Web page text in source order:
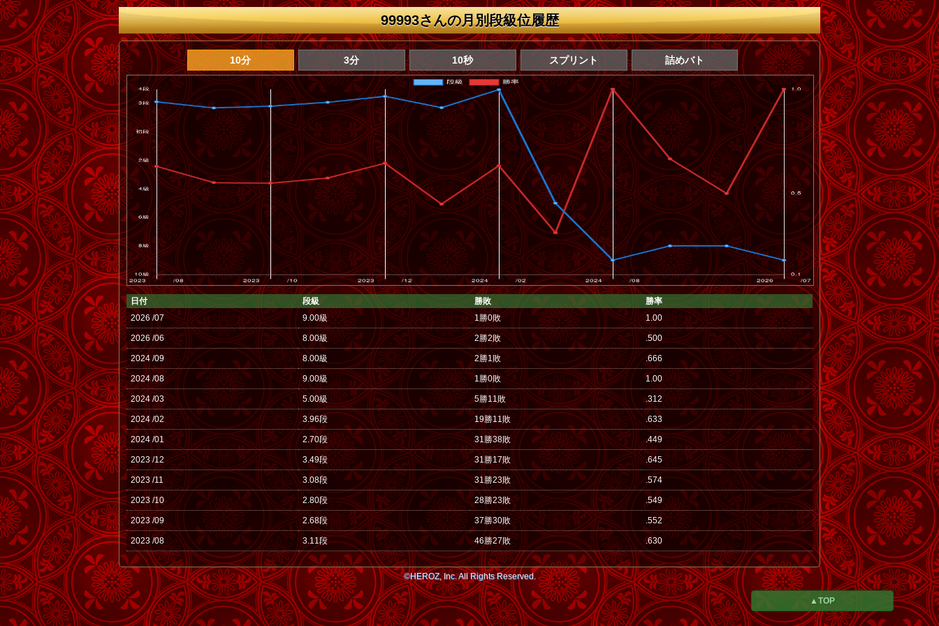
99993さんの月別段級位履歴
10分 3分 10秒 スプリント 詰めバト
日付 段級 勝敗
勝率
2026 /07
9.00級 1勝0敗 1.00
2026 /06 8.00級 2勝2敗 .500
2024 /09 8.00級 2勝1敗 .666
2024 /08 9.00級 1勝0敗 1.00
2024 /03 5.00級 5勝11敗 .312
2024 /02 3.96段 19勝11敗 .633
2024 /01 2.70段 31勝38敗 .449
2023 /12 3.49段 31勝17敗 .645
2023 /11 3.08段 31勝23敗 .574
2023 /10 2.80段 28勝23敗 .549
2023 /09 2.68段 37勝30敗 .552
2023 /08 3.11段 46勝27敗 .630
©HEROZ, Inc. All Rights Reserved.
▲TOP